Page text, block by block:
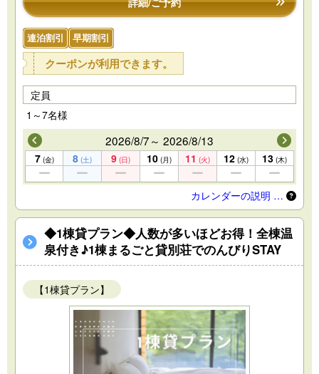
連泊割引 早期割引
クーポンが利用できます。
定員
1～7名様
2026/8/7～ 2026/8/13
7 (金) 8 (土) 9 (日) 10 (月) 11 (火) 12 (水) 13 (木)
カレンダーの説明 …
◆1棟貸プラン◆人数が多いほどお得！全棟温
泉付き♪1棟まるごと貸別荘でのんびりSTAY
【1棟貸プラン】